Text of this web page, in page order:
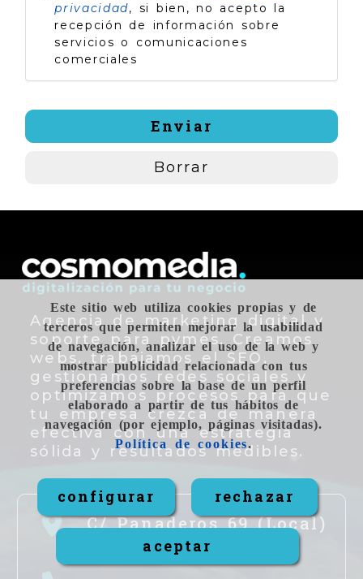
Este sitio web utiliza cookies propias y de
terceros que permiten mejorar la usabilidad
de navegación, analizar el uso de la web y
mostrar publicidad relacionada con tus
preferencias sobre la base de un perfil
elaborado a partir de tus hábitos de
navegación (por ejemplo, páginas visitadas).
Política de cookies.
configurar rechazar
aceptar
privacidad, si bien, no acepto la
recepción de información sobre
servicios o comunicaciones
comerciales
Enviar
Borrar
Agencia de marketing digital y
soporte para pymes. Creamos
webs, trabajamos el SEO,
gestionamos redes sociales y
optimizamos procesos para que
tu empresa crezca de manera
efectiva con una estrategia
sólida y resultados medibles.
C/ Panaderos 69 (Local)
Valladolid,